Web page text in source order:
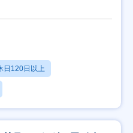
日120日以上